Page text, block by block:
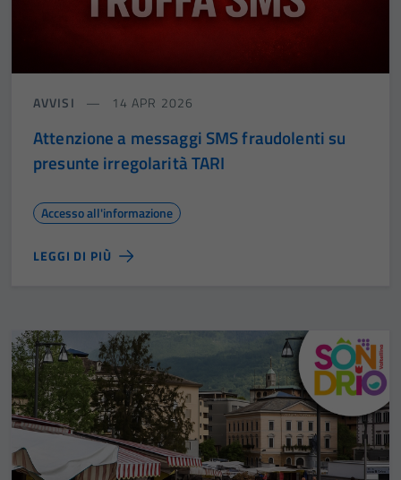
AVVISI 14 APR 2026
Attenzione a messaggi SMS fraudolenti su
presunte irregolarità TARI
Accesso all'informazione
LEGGI DI PIÙ